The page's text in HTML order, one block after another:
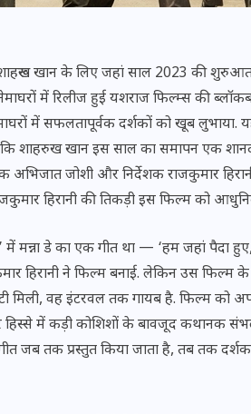
खान के लिए जहां साल 2023 की शुरुआत
में रिलीज हुई यशराज फिल्म्स की
में सफलतापूर्वक दर्शकों को खूब लुभाया.
कि शाहरुख खान इस साल का समापन एक
अभिजात जोशी और निर्देशक राजकुमार
हिरानी की तिकड़ी इस फिल्म को
में मन्ना डे का एक गीत था — ‘हम जहां
हिरानी ने फिल्म बनाई. लेकिन उस फिल्म
मिली, वह इंटरवल तक गायब है. फिल्म को
में कड़ी कोशिशों के बावजूद कथानक
गीत जब तक प्रस्तुत किया जाता है, तब तक
की लैंडिंग में
सिक्योरिटी और
कीमत पर फंसा पेंच,
30 दिसम्बर 2025